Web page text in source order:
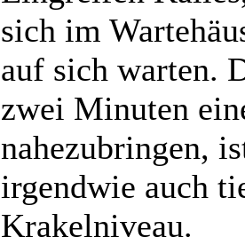
sich im
auf sich warten.
zwei Minuten
nahezubringen,
irgendwie auch
Krakelniveau.